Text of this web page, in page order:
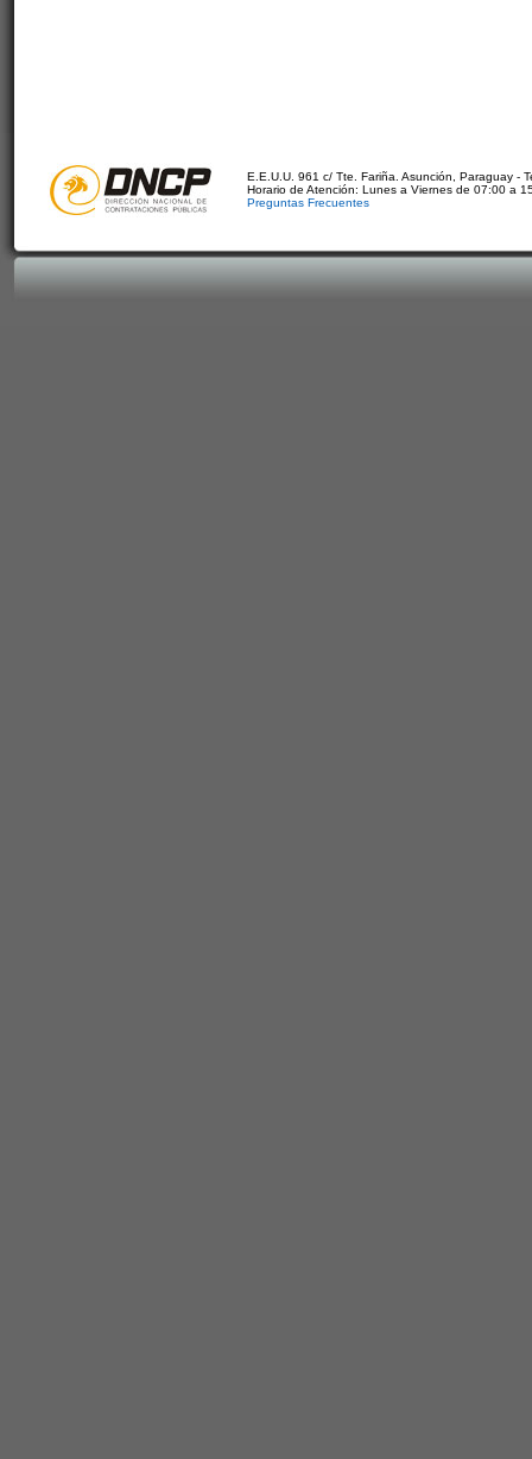
E.E.U.U. 961 c/ Tte. Fariña. Asunción, Paraguay -
Horario de Atención: Lunes a Viernes de 07:00 a
Preguntas Frecuentes